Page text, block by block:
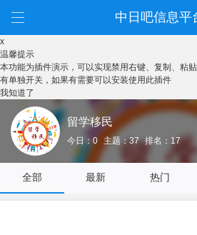
中日吧信息平
x
温馨提示
本功能为插件演示，可以实现禁用右键、复制、粘
有单独开关，如果有需要可以安装使用此插件
我知道了
留学移民
今日：0 主题：37 排名：17
全部 最新 热门